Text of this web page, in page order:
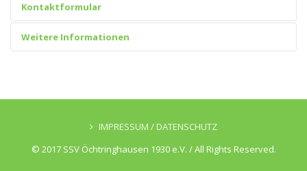
Kontaktformular
Weitere Informationen
IMPRESSUM / DATENSCHUTZ
© 2017 SSV Öchtringhausen 1930 e.V. / All Rights Reserved.